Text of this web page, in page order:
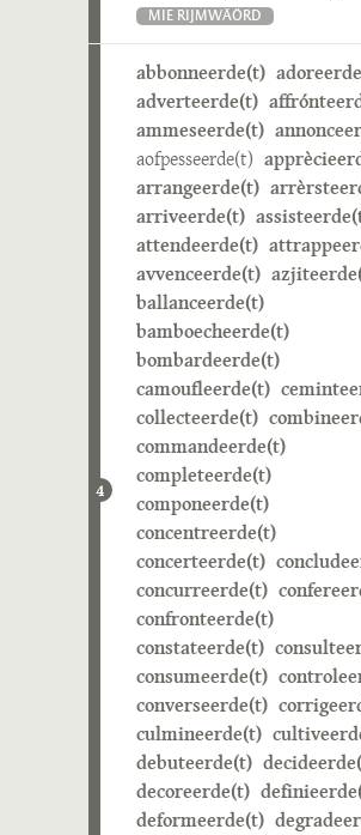
MIE RIJMWÄÖRD
4
abbonneerde(t)
adverteerde(t)
ammeseerde(t)
aofpesseerde(t)
arrangeerde(t)
arriveerde(t)
attendeerde(t)
avvenceerde(t)
ballanceerde(t)
bamboecheerde(t)
bombardeerde(t)
camoufleerde(t)
collecteerde(t)
commandeerde(t)
completeerde(t)
componeerde(t)
concentreerde(t)
concerteerde(t)
concurreerde(t)
confronteerde(t)
constateerde(t)
consumeerde(t)
converseerde(t)
culmineerde(t)
debuteerde(t)
decoreerde(t)
deformeerde(t)